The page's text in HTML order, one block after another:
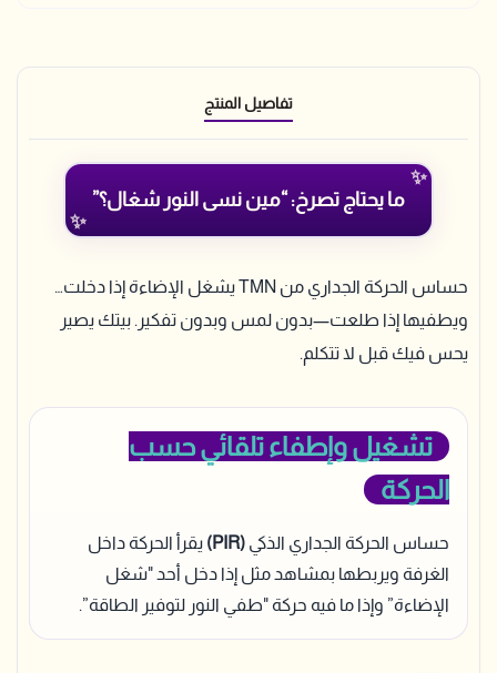
تفاصيل المنتج
ما يحتاج تصرخ: “مين نسى النور شغال؟”
حساس الحركة الجداري من TMN يشغل الإضاءة إذا دخلت…
ويطفيها إذا طلعت—بدون لمس وبدون تفكير. بيتك يصير
يحس فيك قبل لا تتكلم.
تشغيل وإطفاء تلقائي حسب
الحركة
حساس الحركة الجداري الذكي (PIR)
يقرأ الحركة داخل
الغرفة ويربطها بمشاهد مثل إذا دخل أحد "شغل
الإضاءة” وإذا ما فيه حركة "طفي النور لتوفير الطاقة”.